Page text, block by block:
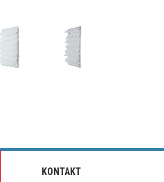
KONTAKT